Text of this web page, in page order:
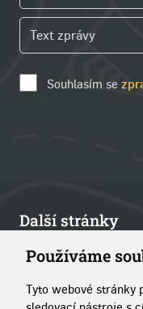
Používáme
Tyto webové stránky
Souhlasím se
Další stránky
Články
Kontakt